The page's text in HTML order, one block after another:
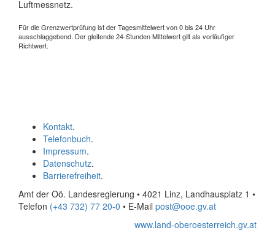
Luftmessnetz.
Für die Grenzwertprüfung ist der Tagesmittelwert von 0 bis 24 Uhr
ausschlaggebend. Der gleitende 24-Stunden Mittelwert gilt als vorläufiger
Richtwert.
Kontakt.
Telefonbuch.
Impressum.
Datenschutz.
Barrierefreiheit.
Amt der Oö. Landesregierung • 4021 Linz, Landhausplatz 1 •
Telefon (+43 732) 77 20-0 • E-Mail post@ooe.gv.at
www.land-oberoesterreich.gv.at